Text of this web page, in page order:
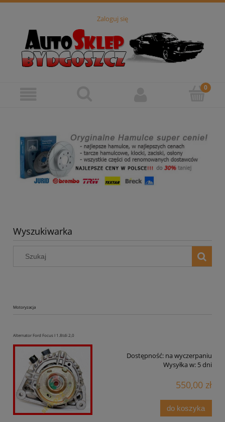
Zaloguj się
Wyszukiwarka
Motoryzacja
Alternator Ford Focus I 1.8tdi 2,0
Dostępność: na wyczerpaniu
Wysyłka w: 5 dni
550,00 zł
do koszyka